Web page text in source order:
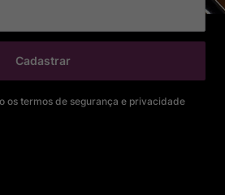
Cadastrar
os termos de segurança e privacidade